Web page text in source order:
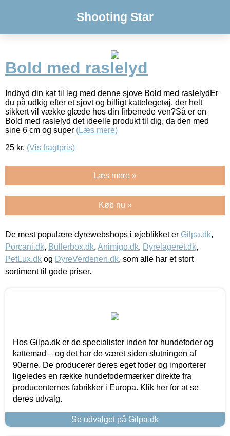
Shooting Star
Bold med raslelyd
Indbyd din kat til leg med denne sjove Bold med raslelydEr
du på udkig efter et sjovt og billigt kattelegetøj, der helt
sikkert vil vække glæde hos din firbenede ven?Så er en
Bold med raslelyd det ideelle produkt til dig, da den med
sine 6 cm og super (Læs mere)
25 kr. (Vis fragtpris)
Læs mere »
Køb nu »
De mest populære dyrewebshops i øjeblikket er Gilpa.dk,
Porcani.dk, Bullerbox.dk, Animigo.dk, Dyrelageret.dk,
PetLux.dk og DyreVerdenen.dk, som alle har et stort
sortiment til gode priser.
Hos Gilpa.dk er de specialister inden for hundefoder og
kattemad – og det har de været siden slutningen af
90erne. De producerer deres eget foder og importerer
ligeledes en række hundefodermærker direkte fra
producenternes fabrikker i Europa. Klik her for at se
deres udvalg.
Se udvalget på Gilpa.dk